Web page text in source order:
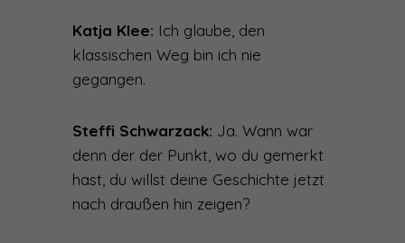
Katja Klee: Ich glaube, den
klassischen Weg bin ich nie
gegangen.
Steffi Schwarzack: Ja. Wann war
denn der der Punkt, wo du gemerkt
hast, du willst deine Geschichte jetzt
nach draußen hin zeigen?